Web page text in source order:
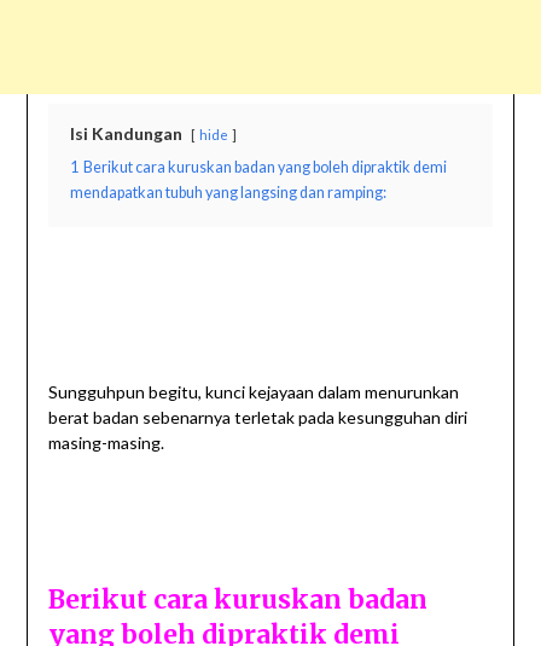
Isi Kandungan hide
1 Berikut cara kuruskan badan yang boleh dipraktik demi
mendapatkan tubuh yang langsing dan ramping:
Sungguhpun begitu, kunci kejayaan dalam menurunkan
berat badan sebenarnya terletak pada kesungguhan diri
masing-masing.
Berikut cara kuruskan badan
yang boleh dipraktik demi